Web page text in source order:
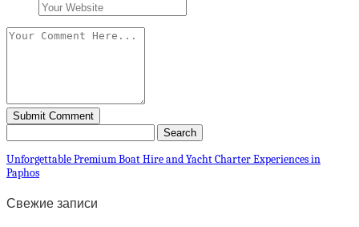
Unforgettable Premium Boat Hire and Yacht Charter Experiences in
Paphos
Свежие записи